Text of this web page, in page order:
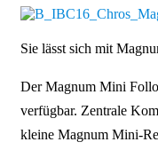
Sie lässt sich mit
Der Magnum Mini
verfügbar. Zentrale
kleine Magnum Mini-